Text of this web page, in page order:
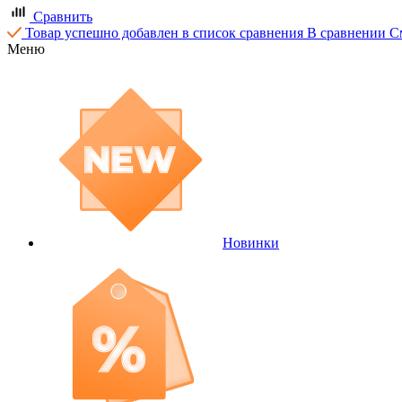
Сравнить
Товар успешно добавлен в список сравнения В сравнении
Меню
Новинки